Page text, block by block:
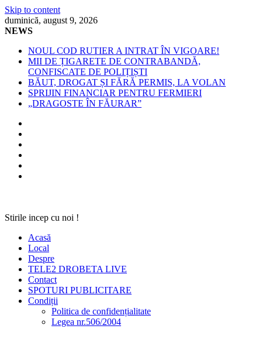
Skip to content
duminică, august 9, 2026
NEWS
NOUL COD RUTIER A INTRAT ÎN VIGOARE!
MII DE ȚIGARETE DE CONTRABANDĂ,
CONFISCATE DE POLIȚIȘTI
BĂUT, DROGAT ȘI FĂRĂ PERMIS, LA VOLAN
SPRIJIN FINANCIAR PENTRU FERMIERI
„DRAGOSTE ÎN FĂURAR”
Stirile incep cu noi !
Acasă
Local
Despre
TELE2 DROBETA LIVE
Contact
SPOTURI PUBLICITARE
Condiții
Politica de confidențialitate
Legea nr.506/2004